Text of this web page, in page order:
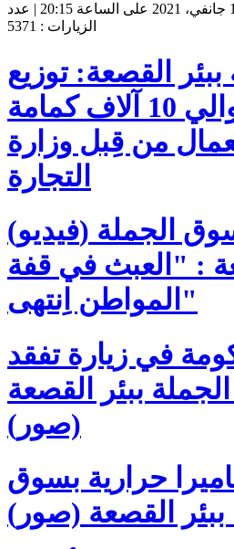
زووم تونيزيا | الأحد، 10 جانفي، 2021 على الساعة 20:15 | عدد
الزيارات : 5371
القصعة: توزيع
مجاني لحوالي 10 آلاف كمامة
من قِبل وزارة
التجارة
(فيديو) الفخفاخ من سوق الجملة
: "العبث في قفة
المواطن اِنتهى"
في زيارة تفقد
ببئر القصعة
(صور)
حرارية بسوق
ببئر القصعة (صور)